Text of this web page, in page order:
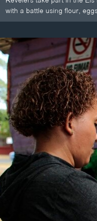
with a battle using flour,